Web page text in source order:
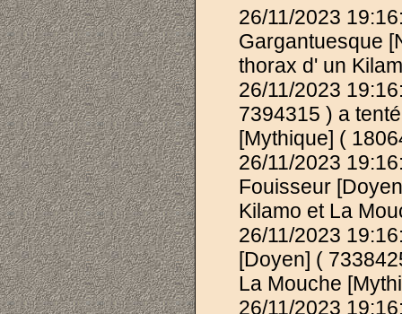
26/11/2023
Gargantuesque
thorax d' un
26/11/2023
7394315 ) a
[Mythique] (
26/11/2023
Fouisseur
Kilamo et La
26/11/2023
[Doyen] (
La Mouche
26/11/2023